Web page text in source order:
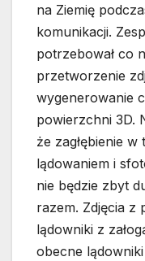
na Ziemię
komunikacji.
potrzebował co
przetworzenie
wygenerowanie
powierzchni 3D.
że zagłębienie w
lądowaniem i
nie będzie zbyt
razem. Zdjęcia
lądowniki z
obecne